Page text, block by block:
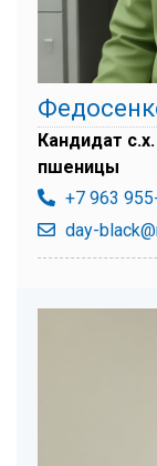
Кандидат
пшеницы
+7 963
day-